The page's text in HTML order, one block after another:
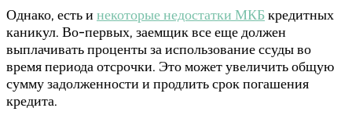
Однако, есть и некоторые недостатки МКБкредитных
каникул. Во-первых, заемщик все еще должен
выплачивать проценты за использование ссуды во
время периода отсрочки. Это может увеличить общую
сумму задолженности и продлить срок погашения
кредита.